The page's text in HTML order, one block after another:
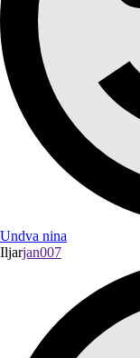
Undva nina
Iljarjan007